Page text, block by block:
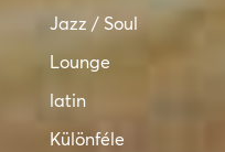
Jazz / Soul
Lounge
latin
Különféle